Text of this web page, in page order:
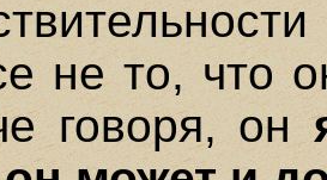
не то, что
говоря, он